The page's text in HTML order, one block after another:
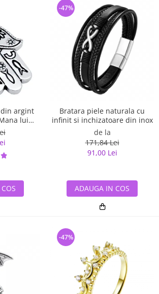
argint
lui
Bratara piele naturala cu
infinit si inchizatoare din inox
de la
171,84 Lei
91,00 Lei
-47%
ADAUGA IN COS
-47%